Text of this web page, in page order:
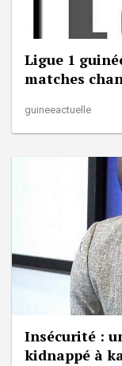
Ligue 1
matches
guineeactuelle
Insécurité :
kidnappé à